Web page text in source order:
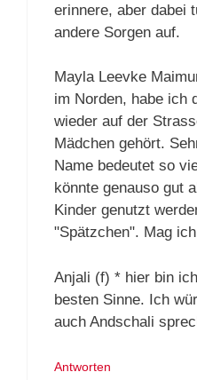
erinnere, aber dabei
andere Sorgen auf.
Mayla Leevke
im Norden, habe ich
wieder auf der
Mädchen gehört.
Name bedeutet so
könnte genauso gut
Kinder genutzt
"Spätzchen". Mag
Anjali (f) * hier bin
besten Sinne. Ich
auch Andschali
Antworten